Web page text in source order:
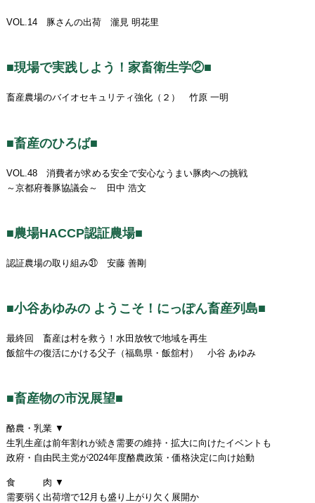
VOL.14 豚さんの出荷 瀧見 明花里
■現場で実践しよう！家畜衛生学②■
畜産農場のバイオセキュリティ強化（２） 竹原 一明
■畜産のひろば■
VOL.48 消費者が求める安全で安心なうまい豚肉への挑戦
～京都府養豚協議会～ 田中 浩文
■農場HACCP認証農場■
認証農場の取り組み㉛ 安藤 善剛
■小谷あゆみの ようこそ！にっぽん畜産列島■
最終回 畜産は村を救う！水田放牧で地域を再生
飯舘牛の復活にかける父子（福島県・飯舘村） 小谷 あゆみ
■畜産物の市況展望■
酪農・乳業 ▼
生乳生産は前年割れが続き需要の維持・拡大に向けたイベントも
政府・自由民主党が2024年度酪農政策・価格決定に向け始動
食 肉 ▼
需要弱く出荷増で12月も盛り上がり欠く展開か